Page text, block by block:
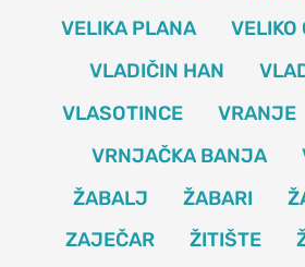
VELIKA PLANA
VELIKO
VLADIČIN HAN
VLASOTINCE
VRANJE
VRNJAČKA BANJA
ŽABALJ
ŽABARI
ZAJEČAR
ŽITIŠTE